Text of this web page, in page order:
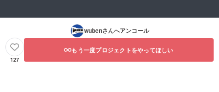
wubenさんへアンコール
127
もう一度プロジェクトをやってほしい